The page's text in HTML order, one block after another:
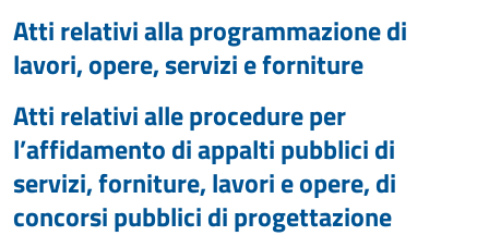
Atti relativi alla programmazione di
lavori, opere, servizi e forniture
Atti relativi alle procedure per
l’affidamento di appalti pubblici di
servizi, forniture, lavori e opere, di
concorsi pubblici di progettazione